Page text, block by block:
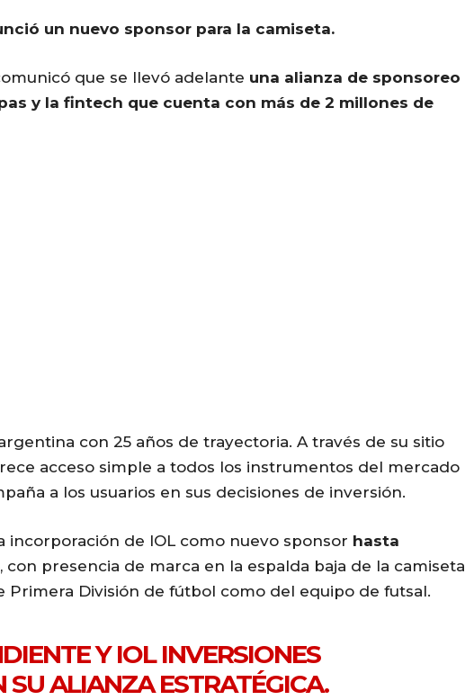
un nuevo sponsor para la camiseta.
que se llevó adelante una alianza de sponsoreo
y la fintech que cuenta con más de 2 millones de
con 25 años de trayectoria. A través de su sitio
acceso simple a todos los instrumentos del mercado
a los usuarios en sus decisiones de inversión.
incorporación de IOL como nuevo sponsor hasta
, con presencia de marca en la espalda baja de la camiseta
División de fútbol como del equipo de futsal.
Y IOL INVERSIONES
SU ALIANZA ESTRATÉGICA.